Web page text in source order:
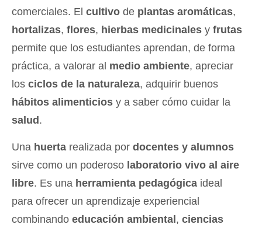
comerciales. El cultivo de plantas aromáticas,
hortalizas, flores, hierbas medicinales y frutas
permite que los estudiantes aprendan, de forma
práctica, a valorar al medio ambiente, apreciar
los ciclos de la naturaleza, adquirir buenos
hábitos alimenticios y a saber cómo cuidar la
salud .
Una huerta realizada por docentes y alumnos
sirve como un poderoso laboratorio vivo al aire
libre. Es una herramienta pedagógica ideal
para ofrecer un aprendizaje experiencial
combinando educación ambiental , ciencias